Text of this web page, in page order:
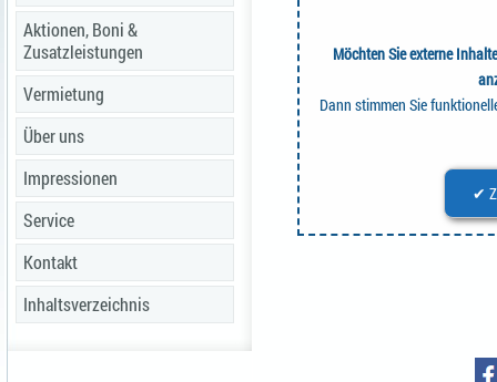
Aktionen, Boni &
Zusatzleistungen
Vermietung
Über uns
Impressionen
Service
Kontakt
Inhaltsverzeichnis
Möchten Sie externe
Dann stimmen Sie
✔